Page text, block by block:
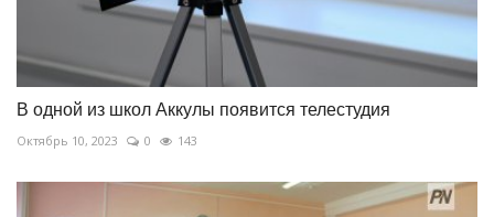
В одной из школ Аккулы появится телестудия
Октябрь 10, 2023 0 143